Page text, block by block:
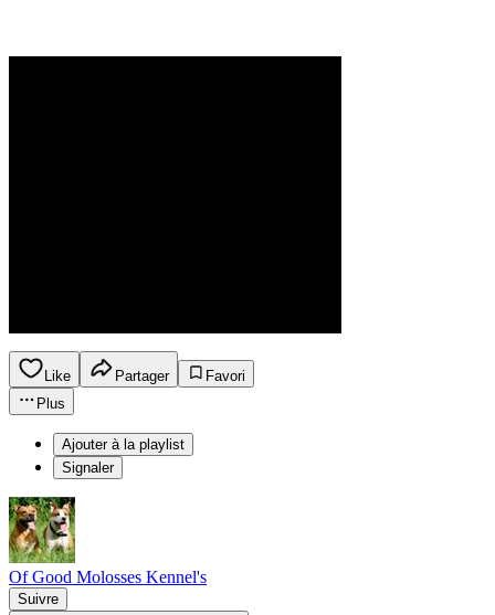
Like Partager
Favori
Plus
Ajouter à la playlist
Signaler
Of Good Molosses Kennel's
Suivre